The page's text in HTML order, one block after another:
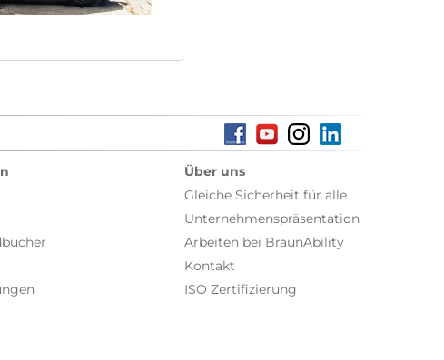
Über uns
Gleiche Sicherheit für alle
Unternehmenspräsentation
Arbeiten bei BraunAbility
Kontakt
ISO Zertifizierung